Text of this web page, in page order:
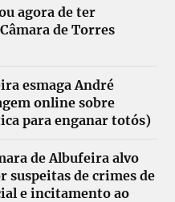
agora de ter
de Torres
esmaga André
online sobre
para enganar totós)
de Albufeira alvo
suspeitas de crimes de
e incitamento ao